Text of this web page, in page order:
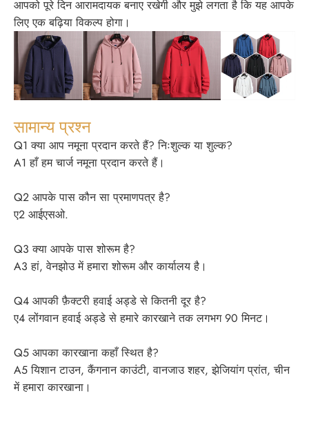
आपको पूरे दिन आरामदायक बनाए रखेगी और मुझे लगता है कि यह आपके
लिए एक बढ़िया विकल्प होगा।
सामान्य प्रश्न
Q1 क्या आप नमूना प्रदान करते हैं? निःशुल्क या शुल्क?
A1 हाँ हम चार्ज नमूना प्रदान करते हैं।
Q2 आपके पास कौन सा प्रमाणपत्र है?
ए2 आईएसओ.
Q3 क्या आपके पास शोरूम है?
A3 हां, वेनझोउ में हमारा शोरूम और कार्यालय है।
Q4 आपकी फ़ैक्टरी हवाई अड्डे से कितनी दूर है?
ए4 लोंगवान हवाई अड्डे से हमारे कारखाने तक लगभग 90 मिनट।
Q5 आपका कारखाना कहाँ स्थित है?
A5 यिशान टाउन, कैंगनान काउंटी, वानजाउ शहर, झेजियांग प्रांत, चीन
में हमारा कारखाना।